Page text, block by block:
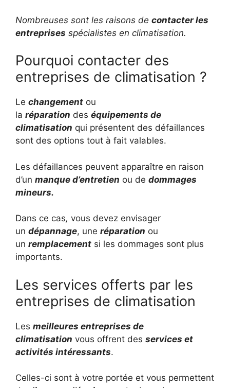
Nombreuses sont les raisons de contacter les
entreprises spécialistes en climatisation.
Pourquoi contacter des
entreprises de climatisation ?
Le changement ou
la réparation des équipements de
climatisation qui présentent des défaillances
sont des options tout à fait valables.
Les défaillances peuvent apparaître en raison
d’un manque d’entretien ou de dommages
mineurs.
Dans ce cas, vous devez envisager
un dépannage, une réparation ou
un remplacement si les dommages sont plus
importants.
Les services offerts par les
entreprises de climatisation
Les meilleures entreprises de
climatisation vous offrent des services et
activités intéressants.
Celles-ci sont à votre portée et vous permettent